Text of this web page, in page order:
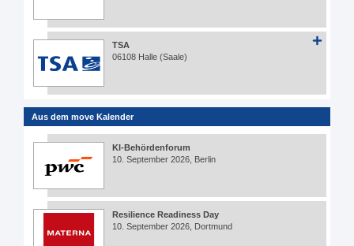
TSA
06108 Halle (Saale)
Aus dem move Kalender
KI-Behördenforum
10. September 2026, Berlin
Resilience Readiness Day
10. September 2026, Dortmund